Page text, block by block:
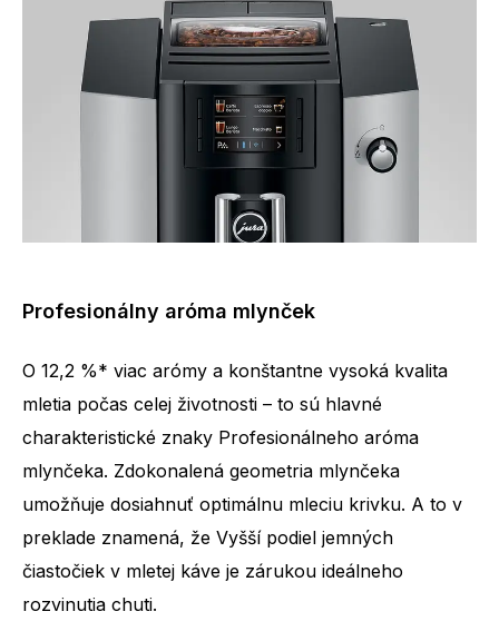
Počet špecialít11
Profesionálny aróma mlynček
O 12,2 %* viac arómy a konštantne vysoká kvalita
mletia počas celej životnosti – to sú hlavné
charakteristické znaky Profesionálneho aróma
mlynčeka. Zdokonalená geometria mlynčeka
umožňuje dosiahnuť optimálnu mleciu krivku. A to v
preklade znamená, že Vyšší podiel jemných
čiastočiek v mletej káve je zárukou ideálneho
rozvinutia chuti.